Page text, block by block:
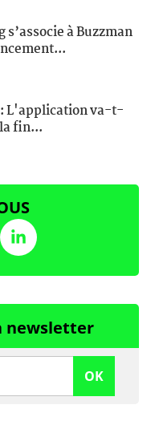
s’associe à Buzzman
L'application va-t-
fin...
newsletter
OK